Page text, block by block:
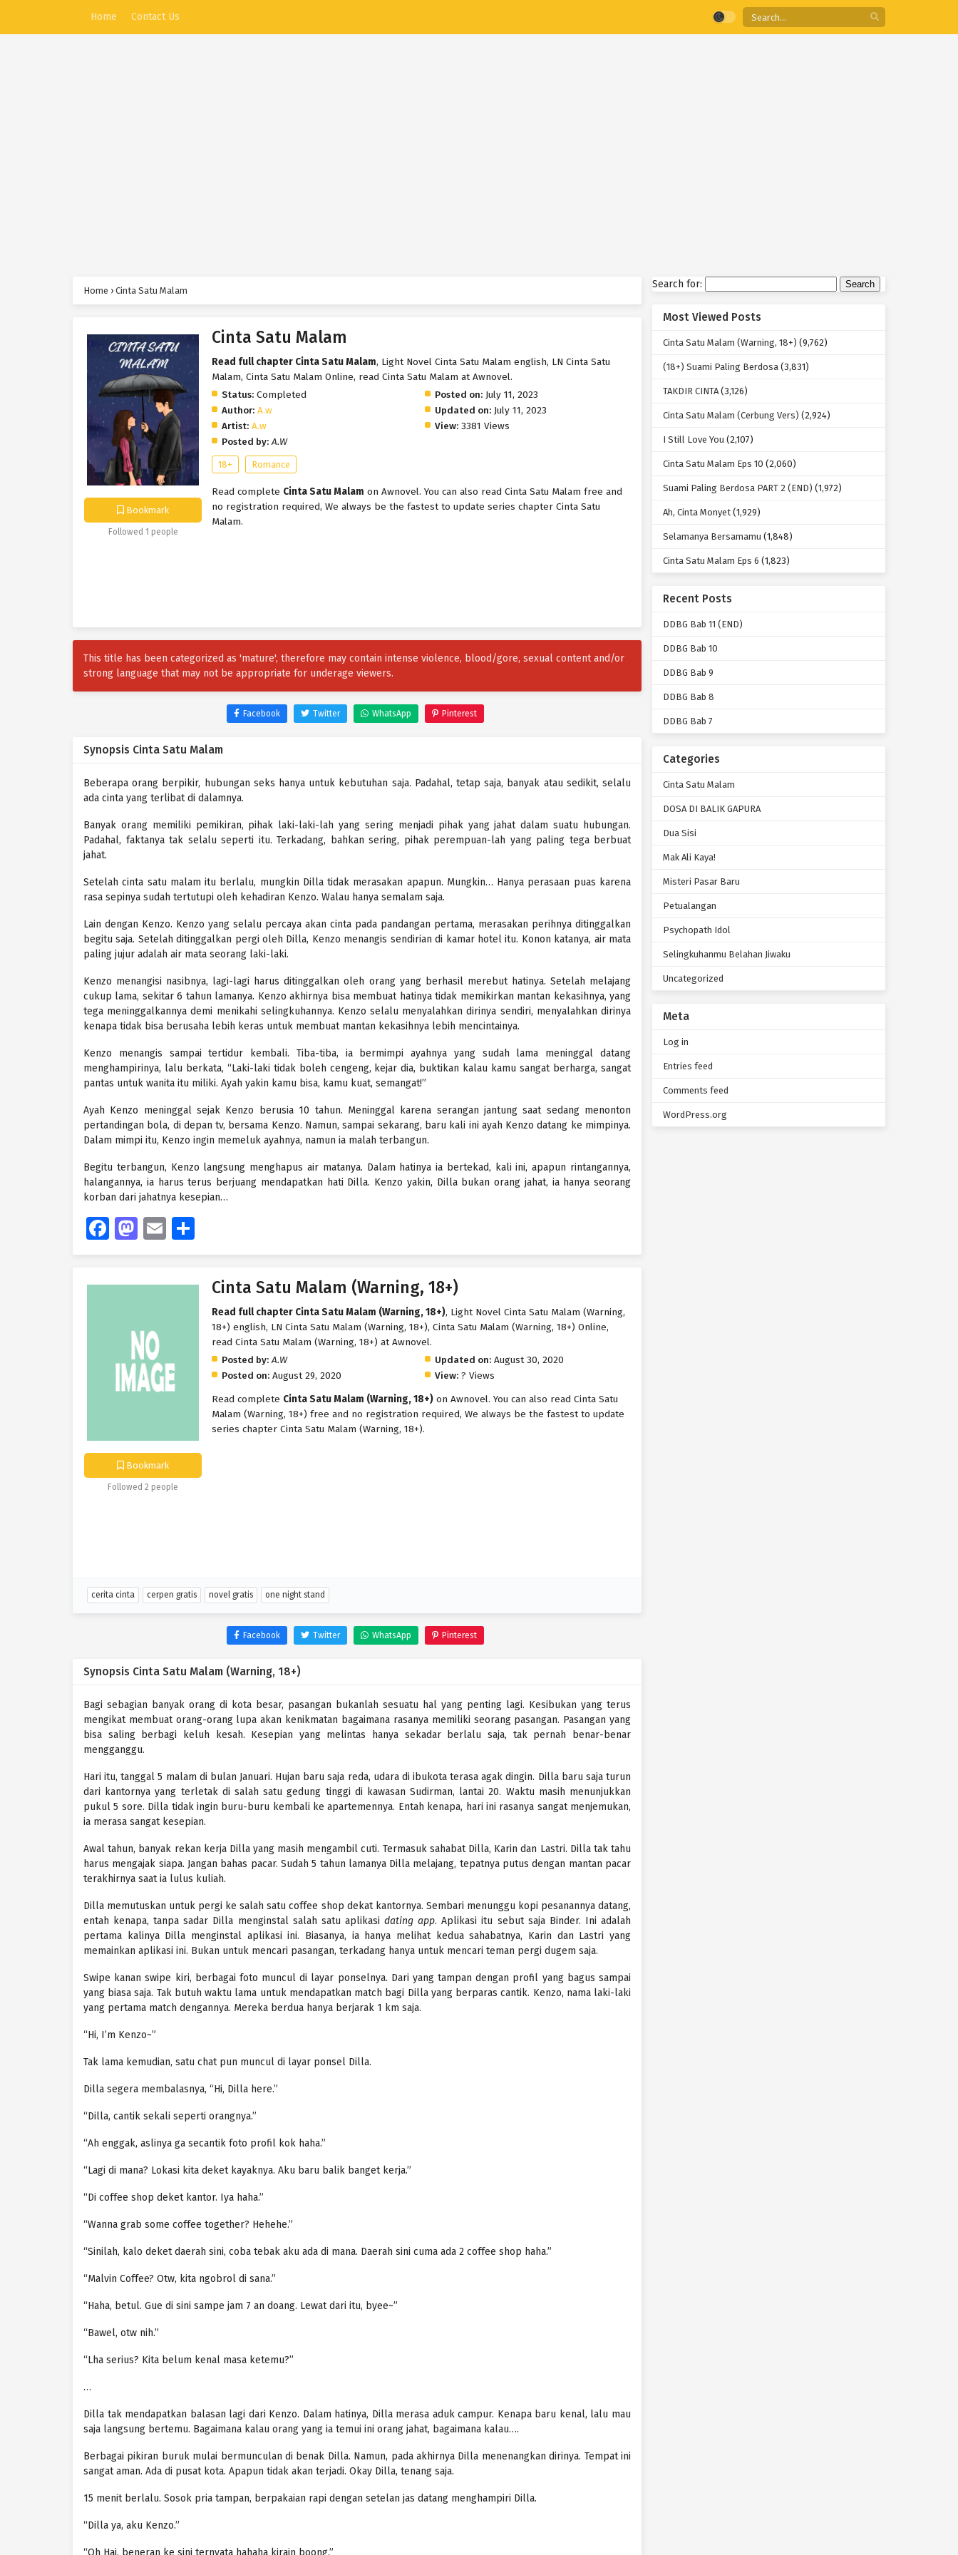
Home Contact Us
Home › Cinta Satu Malam
Bookmark
Followed 1 people
Cinta Satu Malam
Read full chapter Cinta Satu Malam, Light Novel Cinta Satu Malam english, LN Cinta Satu
Malam, Cinta Satu Malam Online, read Cinta Satu Malam at Awnovel.
Status: Completed
Author: A.w
Artist: A.w
Posted by: A.W
Posted on: July 11, 2023
Updated on: July 11, 2023
View: 3381 Views
18+ Romance
Read complete Cinta Satu Malam on Awnovel. You can also read Cinta Satu Malam free and
no registration required, We always be the fastest to update series chapter Cinta Satu
Malam.
This title has been categorized as 'mature', therefore may contain intense violence, blood/gore, sexual content and/or
strong language that may not be appropriate for underage viewers.
Facebook Twitter WhatsApp Pinterest
Synopsis Cinta Satu Malam
Beberapa orang berpikir, hubungan seks hanya untuk kebutuhan saja. Padahal, tetap saja, banyak atau sedikit, selalu
ada cinta yang terlibat di dalamnya.
Banyak orang memiliki pemikiran, pihak laki-laki-lah yang sering menjadi pihak yang jahat dalam suatu hubungan.
Padahal, faktanya tak selalu seperti itu. Terkadang, bahkan sering, pihak perempuan-lah yang paling tega berbuat
jahat.
Setelah cinta satu malam itu berlalu, mungkin Dilla tidak merasakan apapun. Mungkin… Hanya perasaan puas karena
rasa sepinya sudah tertutupi oleh kehadiran Kenzo. Walau hanya semalam saja.
Lain dengan Kenzo. Kenzo yang selalu percaya akan cinta pada pandangan pertama, merasakan perihnya ditinggalkan
begitu saja. Setelah ditinggalkan pergi oleh Dilla, Kenzo menangis sendirian di kamar hotel itu. Konon katanya, air mata
paling jujur adalah air mata seorang laki-laki.
Kenzo menangisi nasibnya, lagi-lagi harus ditinggalkan oleh orang yang berhasil merebut hatinya. Setelah melajang
cukup lama, sekitar 6 tahun lamanya. Kenzo akhirnya bisa membuat hatinya tidak memikirkan mantan kekasihnya, yang
tega meninggalkannya demi menikahi selingkuhannya. Kenzo selalu menyalahkan dirinya sendiri, menyalahkan dirinya
kenapa tidak bisa berusaha lebih keras untuk membuat mantan kekasihnya lebih mencintainya.
Kenzo menangis sampai tertidur kembali. Tiba-tiba, ia bermimpi ayahnya yang sudah lama meninggal datang
menghampirinya, lalu berkata, “Laki-laki tidak boleh cengeng, kejar dia, buktikan kalau kamu sangat berharga, sangat
pantas untuk wanita itu miliki. Ayah yakin kamu bisa, kamu kuat, semangat!”
Ayah Kenzo meninggal sejak Kenzo berusia 10 tahun. Meninggal karena serangan jantung saat sedang menonton
pertandingan bola, di depan tv, bersama Kenzo. Namun, sampai sekarang, baru kali ini ayah Kenzo datang ke mimpinya.
Dalam mimpi itu, Kenzo ingin memeluk ayahnya, namun ia malah terbangun.
Begitu terbangun, Kenzo langsung menghapus air matanya. Dalam hatinya ia bertekad, kali ini, apapun rintangannya,
halangannya, ia harus terus berjuang mendapatkan hati Dilla. Kenzo yakin, Dilla bukan orang jahat, ia hanya seorang
korban dari jahatnya kesepian…
Facebook
Mastodon
Email
Bookmark
Followed 2 people
Cinta Satu Malam (Warning, 18+)
Read full chapter Cinta Satu Malam (Warning, 18+), Light Novel Cinta Satu Malam (Warning,
18+) english, LN Cinta Satu Malam (Warning, 18+), Cinta Satu Malam (Warning, 18+) Online,
read Cinta Satu Malam (Warning, 18+) at Awnovel.
Posted by: A.W
Posted on: August 29, 2020
Updated on: August 30, 2020
View: ? Views
Read complete Cinta Satu Malam (Warning, 18+) on Awnovel. You can also read Cinta Satu
Malam (Warning, 18+) free and no registration required, We always be the fastest to update
series chapter Cinta Satu Malam (Warning, 18+).
cerita cinta cerpen gratis novel gratis one night stand
Facebook Twitter WhatsApp Pinterest
Synopsis Cinta Satu Malam (Warning, 18+)
Bagi sebagian banyak orang di kota besar, pasangan bukanlah sesuatu hal yang penting lagi. Kesibukan yang terus
mengikat membuat orang-orang lupa akan kenikmatan bagaimana rasanya memiliki seorang pasangan. Pasangan yang
bisa saling berbagi keluh kesah. Kesepian yang melintas hanya sekadar berlalu saja, tak pernah benar-benar
mengganggu.
Hari itu, tanggal 5 malam di bulan Januari. Hujan baru saja reda, udara di ibukota terasa agak dingin. Dilla baru saja turun
dari kantornya yang terletak di salah satu gedung tinggi di kawasan Sudirman, lantai 20. Waktu masih menunjukkan
pukul 5 sore. Dilla tidak ingin buru-buru kembali ke apartemennya. Entah kenapa, hari ini rasanya sangat menjemukan,
ia merasa sangat kesepian.
Awal tahun, banyak rekan kerja Dilla yang masih mengambil cuti. Termasuk sahabat Dilla, Karin dan Lastri. Dilla tak tahu
harus mengajak siapa. Jangan bahas pacar. Sudah 5 tahun lamanya Dilla melajang, tepatnya putus dengan mantan pacar
terakhirnya saat ia lulus kuliah.
Dilla memutuskan untuk pergi ke salah satu coffee shop dekat kantornya. Sembari menunggu kopi pesanannya datang,
entah kenapa, tanpa sadar Dilla menginstal salah satu aplikasidating app. Aplikasi itu sebut saja Binder. Ini adalah
pertama kalinya Dilla menginstal aplikasi ini. Biasanya, ia hanya melihat kedua sahabatnya, Karin dan Lastri yang
memainkan aplikasi ini. Bukan untuk mencari pasangan, terkadang hanya untuk mencari teman pergi dugem saja.
Swipe kanan swipe kiri, berbagai foto muncul di layar ponselnya. Dari yang tampan dengan profil yang bagus sampai
yang biasa saja. Tak butuh waktu lama untuk mendapatkan match bagi Dilla yang berparas cantik. Kenzo, nama laki-laki
yang pertama match dengannya. Mereka berdua hanya berjarak 1 km saja.
“Hi, I’m Kenzo~”
Tak lama kemudian, satu chat pun muncul di layar ponsel Dilla.
Dilla segera membalasnya, “Hi, Dilla here.”
“Dilla, cantik sekali seperti orangnya.”
“Ah enggak, aslinya ga secantik foto profil kok haha.”
“Lagi di mana? Lokasi kita deket kayaknya. Aku baru balik banget kerja.”
“Di coffee shop deket kantor. Iya haha.”
“Wanna grab some coffee together? Hehehe.”
“Sinilah, kalo deket daerah sini, coba tebak aku ada di mana. Daerah sini cuma ada 2 coffee shop haha.”
“Malvin Coffee? Otw, kita ngobrol di sana.”
“Haha, betul. Gue di sini sampe jam 7 an doang. Lewat dari itu, byee~”
“Bawel, otw nih.”
“Lha serius? Kita belum kenal masa ketemu?”
…
Dilla tak mendapatkan balasan lagi dari Kenzo. Dalam hatinya, Dilla merasa aduk campur. Kenapa baru kenal, lalu mau
saja langsung bertemu. Bagaimana kalau orang yang ia temui ini orang jahat, bagaimana kalau….
Berbagai pikiran buruk mulai bermunculan di benak Dilla. Namun, pada akhirnya Dilla menenangkan dirinya. Tempat ini
sangat aman. Ada di pusat kota. Apapun tidak akan terjadi. Okay Dilla, tenang saja.
15 menit berlalu. Sosok pria tampan, berpakaian rapi dengan setelan jas datang menghampiri Dilla.
“Dilla ya, aku Kenzo.”
“Oh Hai, beneran ke sini ternyata hahaha kirain boong.”
Search for:
Most Viewed Posts
Cinta Satu Malam (Warning, 18+) (9,762)
(18+) Suami Paling Berdosa (3,831)
TAKDIR CINTA (3,126)
Cinta Satu Malam (Cerbung Vers) (2,924)
I Still Love You (2,107)
Cinta Satu Malam Eps 10 (2,060)
Suami Paling Berdosa PART 2 (END) (1,972)
Ah, Cinta Monyet (1,929)
Selamanya Bersamamu (1,848)
Cinta Satu Malam Eps 6 (1,823)
Recent Posts
DDBG Bab 11 (END)
DDBG Bab 10
DDBG Bab 9
DDBG Bab 8
DDBG Bab 7
Categories
Cinta Satu Malam
DOSA DI BALIK GAPURA
Dua Sisi
Mak Ali Kaya!
Misteri Pasar Baru
Petualangan
Psychopath Idol
Selingkuhanmu Belahan Jiwaku
Uncategorized
Meta
Log in
Entries feed
Comments feed
WordPress.org